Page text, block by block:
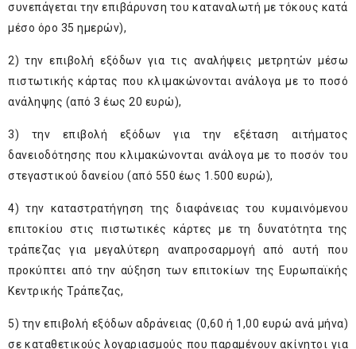
συνεπάγεται την επιβάρυνση του καταναλωτή με τόκους κατά
μέσο όρο 35 ημερών),
2) την επιβολή εξόδων για τις αναλήψεις μετρητών μέσω
πιστωτικής κάρτας που κλιμακώνονται ανάλογα με το ποσό
ανάληψης (από 3 έως 20 ευρώ),
3) την επιβολή εξόδων για την εξέταση αιτήματος
δανειοδότησης που κλιμακώνονται ανάλογα με το ποσόν του
στεγαστικού δανείου (από 550 έως 1.500 ευρώ),
4) την καταστρατήγηση της διαφάνειας του κυμαινόμενου
επιτοκίου στις πιστωτικές κάρτες με τη δυνατότητα της
τράπεζας για μεγαλύτερη αναπροσαρμογή από αυτή που
προκύπτει από την αύξηση των επιτοκίων της Ευρωπαϊκής
Κεντρικής Τράπεζας,
5) την επιβολή εξόδων αδράνειας (0,60 ή 1,00 ευρώ ανά μήνα)
σε καταθετικούς λογαριασμούς που παραμένουν ακίνητοι για